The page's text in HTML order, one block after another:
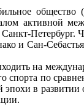
активной
и Сан-
на
спорта по
эпохи в